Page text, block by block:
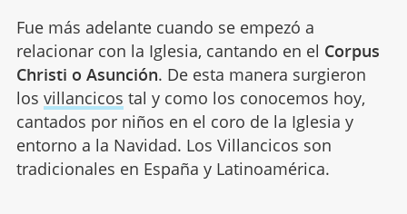
Fue más adelante cuando se empezó a
relacionar con la Iglesia, cantando en el Corpus
Christi o Asunción. De esta manera surgieron
los villancicos tal y como los conocemos hoy,
cantados por niños en el coro de la Iglesia y
entorno a la Navidad. Los Villancicos son
tradicionales en España y Latinoamérica.